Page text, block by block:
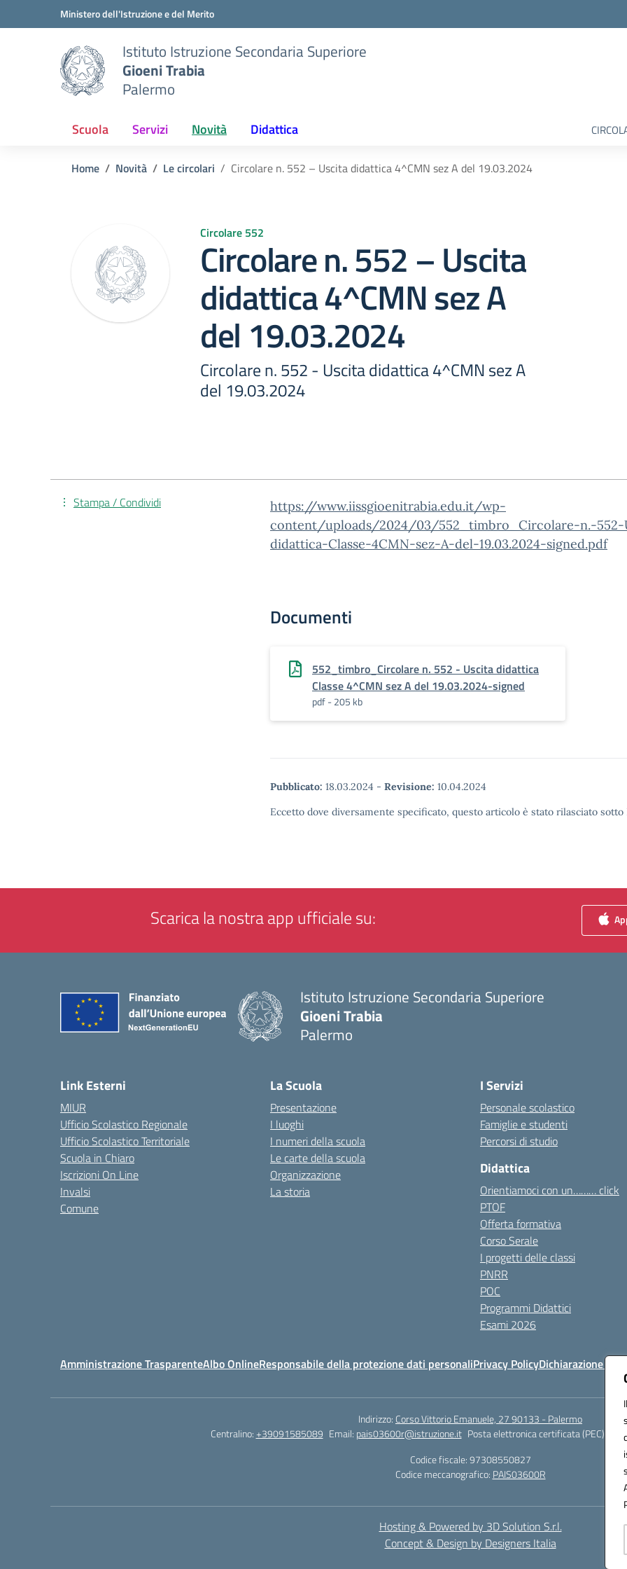
Vai ai contenuti
Vai al menu di navigazioneMinistero dell'Istruzione e del Merito
Istituto Istruzione Secondaria Superiore
Gioeni Trabia
Palermo
Scuola Servizi Novità Didattica
Home Novità Le circolari Circolare n. 552 – Uscita didattica 4^CMN sez A del 19.03.2024
Circolare 552
Circolare n. 552 – Uscita
didattica 4^CMN sez A
del 19.03.2024
Circolare n. 552 - Uscita didattica 4^CMN sez A
del 19.03.2024
https://www.iissgioenitrabia.edu.it/wp-
content/uploads/2024/03/552_timbro_Circolare-n.-552-
didattica-Classe-4CMN-sez-A-del-19.03.2024-signed.pdf
Documenti
552_timbro_Circolare n. 552 - Uscita didattica
Classe 4^CMN sez A del 19.03.2024-signed
pdf - 205 kb
Pubblicato: 18.03.2024 - Revisione: 10.04.2024
Eccetto dove diversamente specificato, questo articolo è stato rilasciato
Stampa / Condividi
Scarica la nostra app ufficiale su:
Istituto Istruzione Secondaria Superiore
Gioeni Trabia
Palermo
Link Esterni
MIUR
Ufficio Scolastico Regionale
Ufficio Scolastico Territoriale
Scuola in Chiaro
Iscrizioni On Line
Invalsi
Comune
La Scuola
Presentazione
I luoghi
I numeri della scuola
Le carte della scuola
Organizzazione
La storia
I Servizi
Personale scolastico
Famiglie e studenti
Percorsi di studio
Didattica
Orientiamoci con un……… click
PTOF
Offerta formativa
Corso Serale
I progetti delle classi
PNRR
POC
Programmi Didattici
Esami 2026
Amministrazione TrasparenteAlbo OnlineResponsabile della protezione dati personaliPrivacy PolicyDichiarazione di
Indirizzo: Corso Vittorio Emanuele, 27 90133 - Palermo
Centralino:+39091585089 Email: pais03600r@istruzione.it Posta elettronica certificata (PEC):
Codice fiscale: 97308550827
Codice meccanografico: PAIS03600R
Hosting & Powered by 3D Solution S.r.l.
Concept & Design by Designers Italia